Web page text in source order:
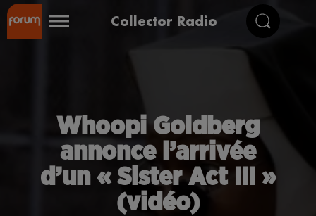
Collector Radio
Whoopi Goldberg
annonce l’arrivée
d’un « Sister Act III »
(vidéo)